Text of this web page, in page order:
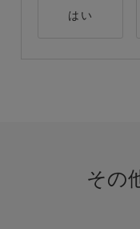
はい
その